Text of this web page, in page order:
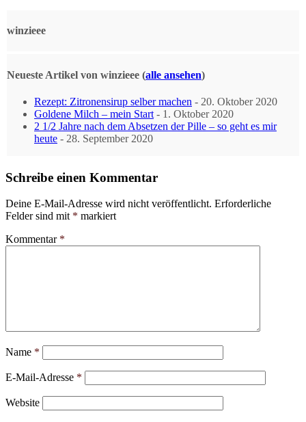
change
winzieee
Neueste Artikel von winzieee (alle ansehen)
Rezept: Zitronensirup selber machen - 20. Oktober 2020
Goldene Milch – mein Start - 1. Oktober 2020
2 1/2 Jahre nach dem Absetzen der Pille – so geht es mir
heute - 28. September 2020
Schreibe einen Kommentar
Deine E-Mail-Adresse wird nicht veröffentlicht. Erforderliche
Felder sind mit * markiert
Kommentar *
Name *
E-Mail-Adresse *
Website